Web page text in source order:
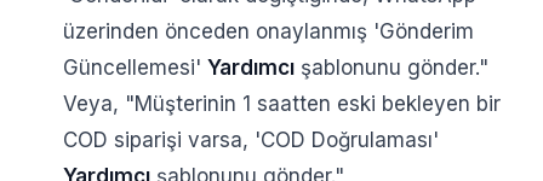
üzerinden önceden onaylanmış 'Gönderim
Güncellemesi' Yardımcı şablonunu gönder."
Veya, "Müşterinin 1 saatten eski bekleyen bir
COD siparişi varsa, 'COD Doğrulaması'
Yardımcı şablonunu gönder."